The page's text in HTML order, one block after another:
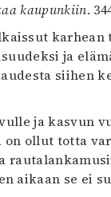
kaupunkiin.
ja
siihen
ja kasvun
ollut totta
aikaan se ei